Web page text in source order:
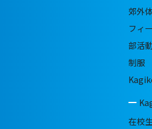
郊外
フィ
部活
制服
在校